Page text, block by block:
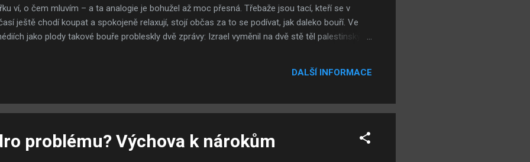
ví, o čem mluvím – a ta analogie je bohužel až moc přesná. Třebaže jsou tací, kteří se v
ještě chodí koupat a spokojeně relaxují, stojí občas za to se podívat, jak daleko bouří. Ve
jako plody takové bouře probleskly dvě zprávy: Izrael vyměnil na dvě stě těl palestinských
největšího Rusa. S trochou štěstí by mohl vyhrát zavražděný car Mikuláš II., v horším, a
málo schopným učněm. My v souvisl...
DALŠÍ INFORMACE
problému? Výchova k nárokům